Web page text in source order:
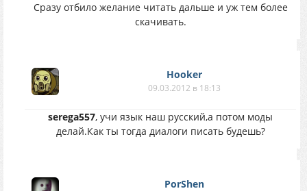
Сразу отбило желание читать дальше и уж тем более
скачивать.
Hooker
09.03.2012 в 18:13
serega557, учи язык наш русский,а потом моды
делай.Как ты тогда диалоги писать будешь?
PorShen